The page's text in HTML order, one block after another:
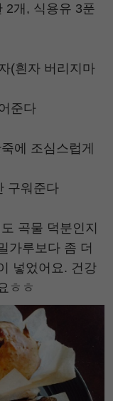
2개, 식용유 3푼
(흰자 버리지마
준다
에 조심스럽게
구워준다
곡물 덕분인지
가루보다 좀 더
넣었어요. 건강
ㅎㅎ